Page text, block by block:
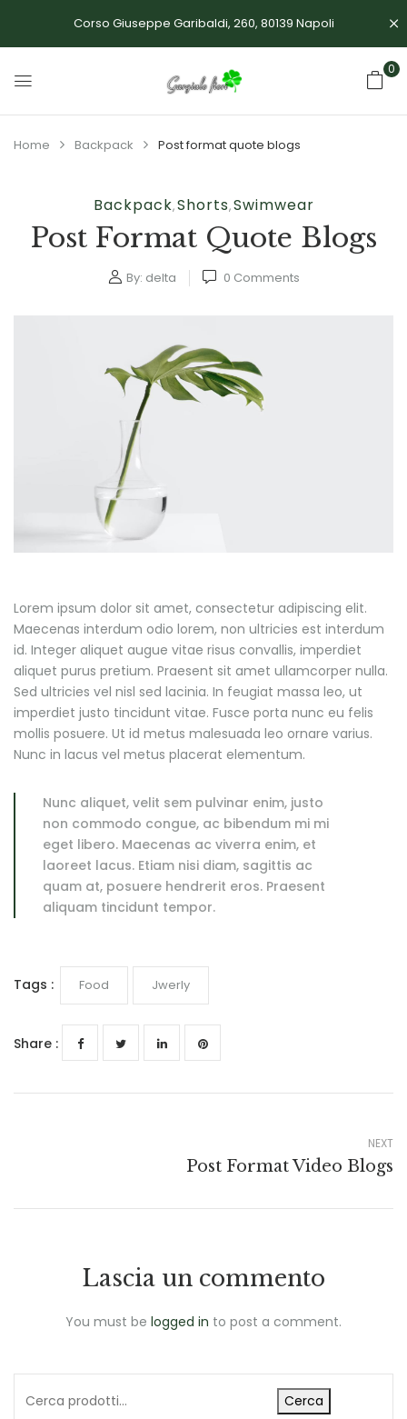
Corso Giuseppe Garibaldi, 260, 80139 Napoli
0
Home Backpack Post format quote blogs
Backpack,Shorts,Swimwear
Post Format Quote Blogs
By: delta 0 Comments
Cerca
Lorem ipsum dolor sit amet, consectetur adipiscing elit.
Maecenas interdum odio lorem, non ultricies est interdum
id. Integer aliquet augue vitae risus convallis, imperdiet
aliquet purus pretium. Praesent sit amet ullamcorper nulla.
Sed ultricies vel nisl sed lacinia. In feugiat massa leo, ut
imperdiet justo tincidunt vitae. Fusce porta nunc eu felis
mollis posuere. Ut id metus malesuada leo ornare varius.
Nunc in lacus vel metus placerat elementum.
Nunc aliquet, velit sem pulvinar enim, justo
non commodo congue, ac bibendum mi mi
eget libero. Maecenas ac viverra enim, et
laoreet lacus. Etiam nisi diam, sagittis ac
quam at, posuere hendrerit eros. Praesent
aliquam tincidunt tempor.
Tags : Food Jwerly
Share :
NEXT
Post Format Video Blogs
Lascia un commento
You must be logged in to post a comment.